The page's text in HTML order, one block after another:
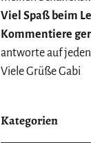
Viel Spaß beim
Kommentiere
antworte auf jeden
Viele Grüße Gabi
Kategorien